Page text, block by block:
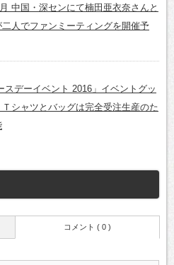
中国・深センにて楠田亜衣奈さんと
人でファンミーティングを開催予
スデーイベント 2016」イベントグッ
シャツとバッグは完全受注生産のた
コメント ( 0 )